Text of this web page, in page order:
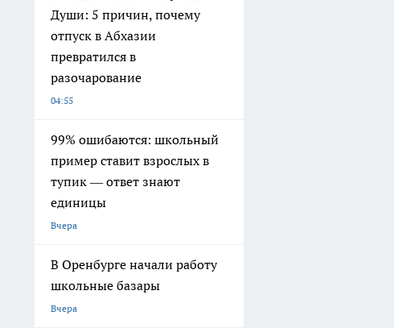
Души: 5 причин, почему
отпуск в Абхазии
превратился в
разочарование
04:55
99% ошибаются: школьный
пример ставит взрослых в
тупик — ответ знают
единицы
Вчера
В Оренбурге начали работу
школьные базары
Вчера